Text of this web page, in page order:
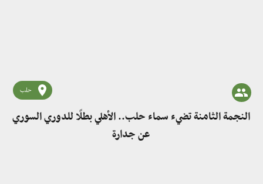
حلب
النجمة الثامنة تضيء سماء حلب.. الأهلي بطلًا للدوري السوري
عن جدارة